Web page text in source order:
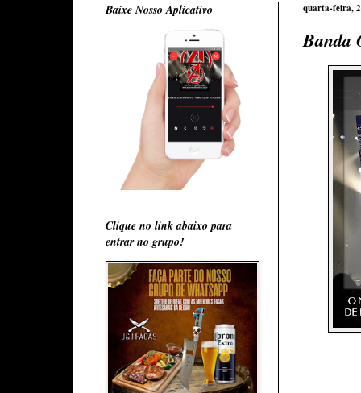
quarta-feira,
Banda
Baixe Nosso Aplicativo
Clique no link abaixo para
entrar no grupo!